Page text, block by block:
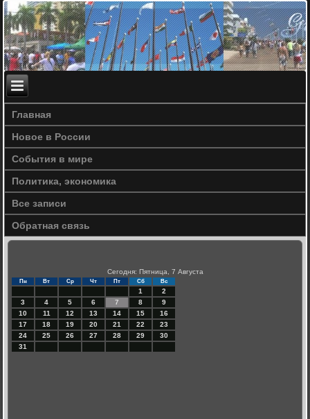
Главная
Новое в России
События в мире
Политика, экономика
Все записи
Обратная связь
Сегодня: Пятница, 7 Августа
Пн Вт Ср Чт Пт Сб Вс
1
2
3
4 5 6 7 8
9
10
11 12 13 14 15
16
17
18 19 20 21 22
23
24
25 26 27 28 29
30
31